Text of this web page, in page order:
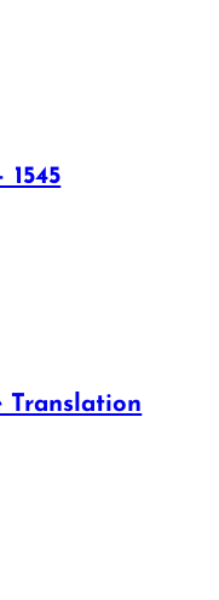
Translation